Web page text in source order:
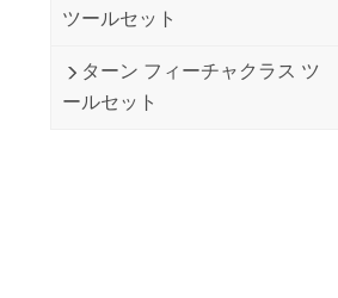
ツールセット
ターン フィーチャクラス ツ
ールセット